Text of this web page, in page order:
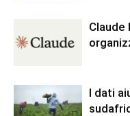
Claude
I dati